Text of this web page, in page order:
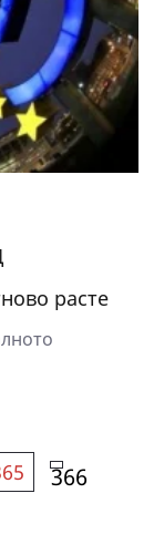
расте
366